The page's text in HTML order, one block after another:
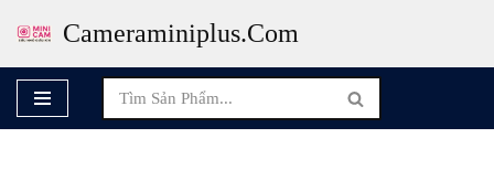
To
Content
Cameraminiplus.com